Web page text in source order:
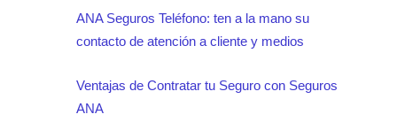
por escrito junto con tu identificación,
comprobante de domicilio, y datos
bancarios.
ANA Seguros Teléfono: ten a la mano su
contacto de atención a cliente y medios
Ventajas de Contratar tu Seguro con Seguros
ANA